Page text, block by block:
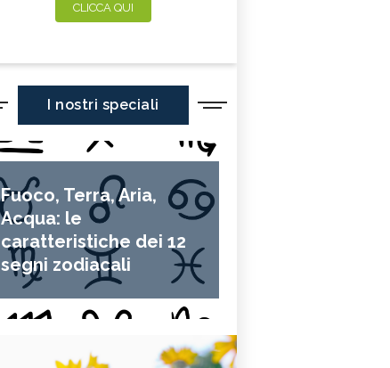
CLICCA QUI
I nostri speciali
Fuoco, Terra, Aria,
Acqua: le
caratteristiche dei 12
segni zodiacali